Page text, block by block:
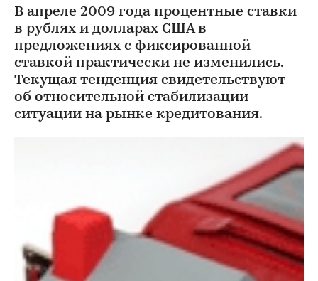
В апреле 2009 года процентные ставки
в рублях и долларах США в
предложениях с фиксированной
ставкой практически не изменились.
Текущая тенденция свидетельствуют
об относительной стабилизации
ситуации на рынке кредитования.